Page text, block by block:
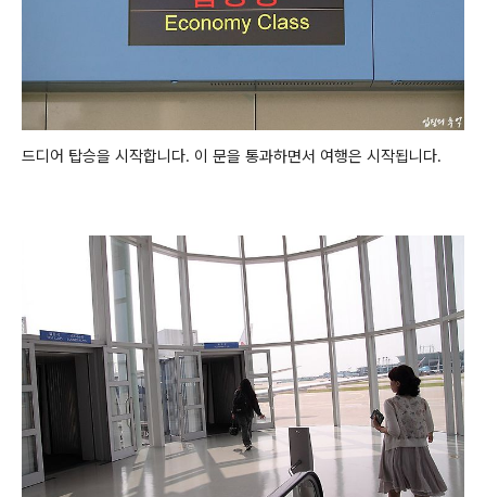
드디어 탑승을 시작합니다. 이 문을 통과하면서 여행은 시작됩니다.